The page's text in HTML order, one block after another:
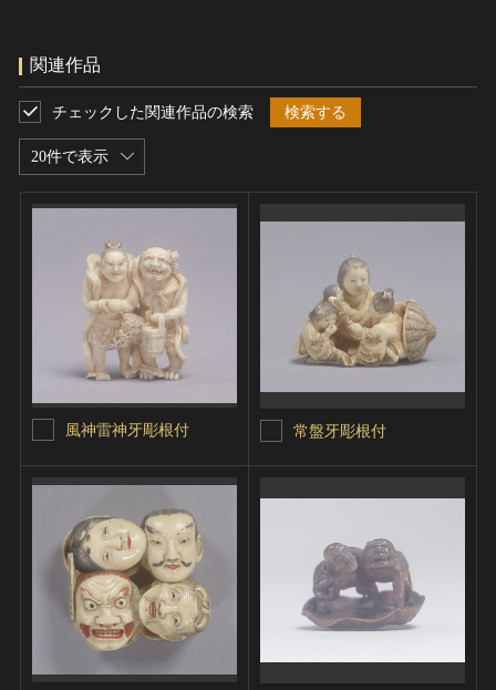
関連作品
20件で表示
チェックした関連作品の検索 検索する
風神雷神牙彫根付 常盤牙彫根付